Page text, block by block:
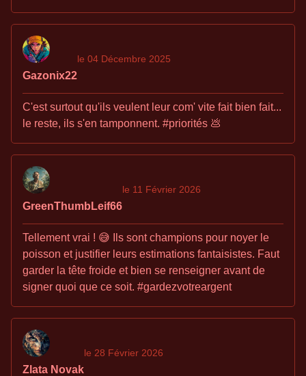
Gazonix22
le 04 Décembre 2025
C'est surtout qu'ils veulent leur com' vite fait bien fait...
le reste, ils s'en tamponnent. #priorités 💩
GreenThumbLeif66
le 11 Février 2026
Tellement vrai ! 😅 Ils sont champions pour noyer le
poisson et justifier leurs estimations fantaisistes. Faut
garder la tête froide et bien se renseigner avant de
signer quoi que ce soit. #gardezvotreargent
Zlata Novak
le 28 Février 2026